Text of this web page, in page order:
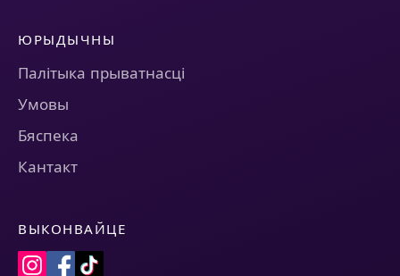
ЮРЫДЫЧНЫ
Палітыка прыватнасці
Умовы
Бяспека
Кантакт
ВЫКОНВАЙЦЕ